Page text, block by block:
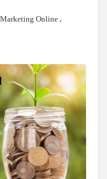
Marketing Online ,